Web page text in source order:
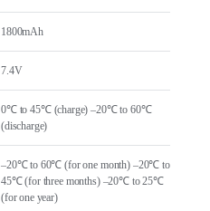
1800mAh
7.4V
0℃ to 45℃ (charge) –20℃ to 60℃
(discharge)
–20℃ to 60℃ (for one month) –20℃ to
45℃ (for three months) –20℃ to 25℃
(for one year)